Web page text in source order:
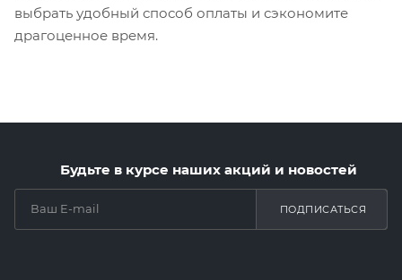
выбрать удобный способ оплаты и сэкономите
драгоценное время.
Будьте в курсе наших акций и новостей
ПОДПИСАТЬСЯ